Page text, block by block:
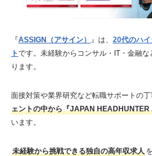
『ASSIGN（アサイン） 』は、 20代のハ
トです。未経験からコンサル・IT・金融
ります。
面接対策や業界研究など転職サポートの丁
ェントの中から『JAPAN HEADHUNTER
います。
未経験から挑戦できる独自の高年収求人